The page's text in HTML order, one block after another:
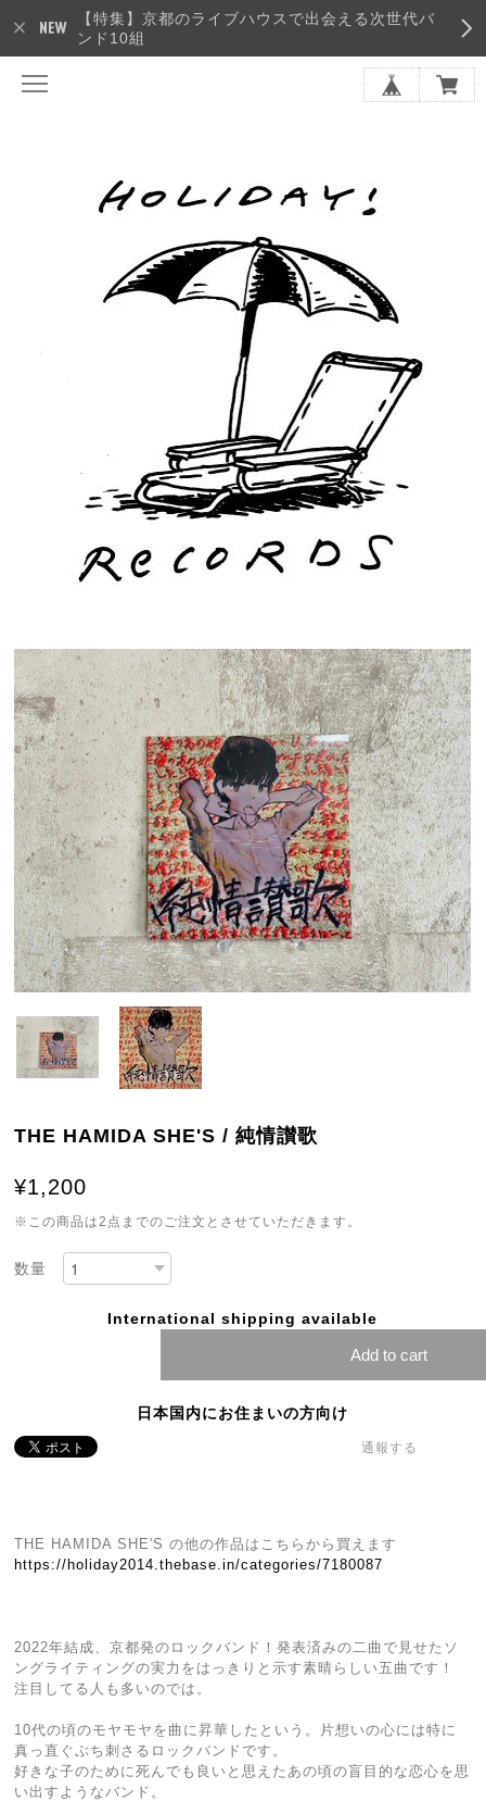
【特集】京都のライブハウスで出会える次世代バ
ンド10組
THE HAMIDA SHE'S / 純情讃歌
¥1,200
※この商品は2点までのご注文とさせていただきます。
数量
International shipping available
Add to cart
日本国内にお住まいの方向け
通報する
THE HAMIDA SHE'S の他の作品はこちらから買えます
https://holiday2014.thebase.in/categories/7180087
2022年結成、京都発のロックバンド！発表済みの二曲で見せたソ
ングライティングの実力をはっきりと示す素晴らしい五曲です！
注目してる人も多いのでは。
10代の頃のモヤモヤを曲に昇華したという。片想いの心には特に
真っ直ぐぶち刺さるロックバンドです。
好きな子のために死んでも良いと思えたあの頃の盲目的な恋心を思
い出すようなバンド。